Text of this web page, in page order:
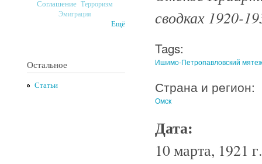
Соглашение Терроризм
Эмиграция
Ещё
Остальное
Статьи
сводках 1920-
Tags:
Ишимо-Петропавловский
Страна и регион:
Омск
Дата:
10 марта, 1921 г.